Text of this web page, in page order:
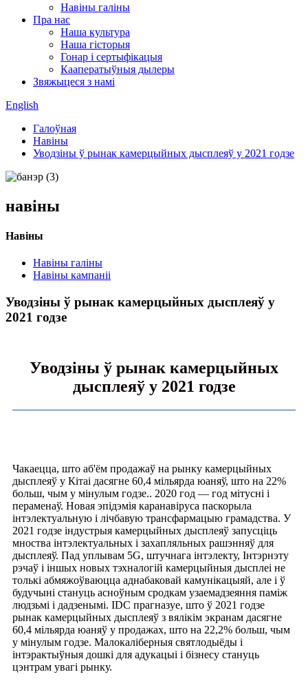
Навіны галіны
Пра нас
Наша культура
Наша гісторыя
Гонар і сертыфікацыя
Кааператыўныя дылеры
Звяжыцеся з намі
English
Галоўная
Навіны
Уводзіны ў рынак камерцыйных дысплеяў у 2021 годзе
навіны
Навіны
Навіны галіны
Навіны кампаніі
Уводзіны ў рынак камерцыйных дысплеяў у
2021 годзе
Уводзіны ў рынак камерцыйных
дысплеяў у 2021 годзе
Чакаецца, што аб'ём продажаў на рынку камерцыйных
дысплеяў у Кітаі дасягне 60,4 мільярда юаняў, што на 22%
больш, чым у мінулым годзе.. 2020 год — год мітусні і
пераменаў. Новая эпідэмія каранавіруса паскорыла
інтэлектуальную і лічбавую трансфармацыю грамадства. У
2021 годзе індустрыя камерцыйных дысплеяў запусціць
мноства інтэлектуальных і захапляльных рашэнняў для
дысплеяў. Пад уплывам 5G, штучнага інтэлекту, Інтэрнэту
рэчаў і іншых новых тэхналогій камерцыйныя дысплеі не
толькі абмяжоўваюцца аднабаковай камунікацыяй, але і ў
будучыні стануць асноўным сродкам узаемадзеяння паміж
людзьмі і дадзенымі. IDC прагназуе, што ў 2021 годзе
рынак камерцыйных дысплеяў з вялікім экранам дасягне
60,4 мільярда юаняў у продажах, што на 22,2% больш, чым
у мінулым годзе. Малокаліберныя святлодыёды і
інтэрактыўныя дошкі для адукацыі і бізнесу стануць
цэнтрам увагі рынку.